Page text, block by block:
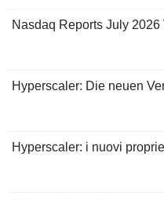
Nasdaq Reports July 2026
Hyperscaler: Die neuen
Hyperscaler: i nuovi